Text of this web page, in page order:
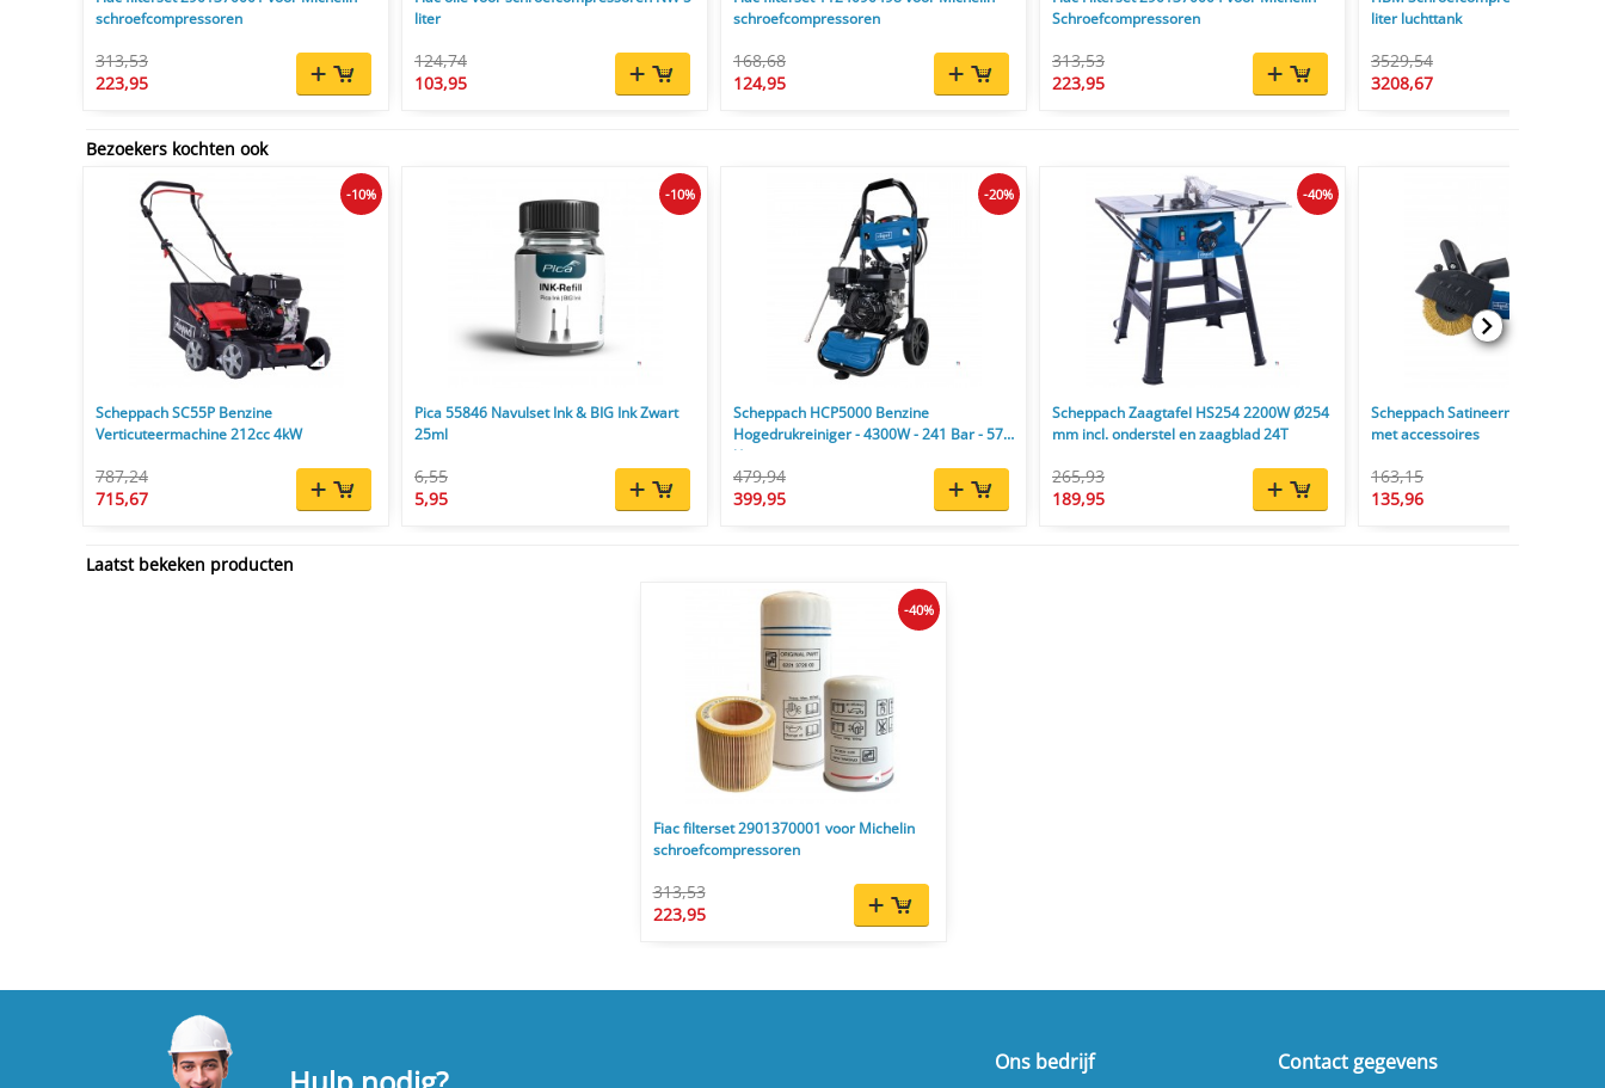
schroefcompressoren
313,53
223,95
liter
124,74
103,95
schroefcompressoren
168,68
124,95
Schroefcompressoren
313,53
223,95
liter luchttank
3529,54
3208,67
Bezoekers kochten ook
Scheppach SC55P Benzine
Verticuteermachine 212cc 4kW
787,24
715,67
-10%
Pica 55846 Navulset Ink & BIG Ink Zwart
25ml
6,55
5,95
-10%
Scheppach HCP5000 Benzine
Hogedrukreiniger - 4300W - 241 Bar - 570
l/u
479,94
399,95
-20%
Scheppach Zaagtafel HS254 2200W Ø254
mm incl. onderstel en zaagblad 24T
265,93
189,95
-40%
Scheppach Satineermachine
met accessoires
163,15
135,96
Laatst bekeken producten
Fiac filterset 2901370001 voor Michelin
schroefcompressoren
313,53
223,95
-40%
Ons bedrijf Contact gegevens